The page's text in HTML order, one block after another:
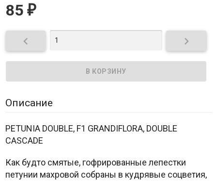
85 ₽
 
Описание
PETUNIA DOUBLE, F1 GRANDIFLORA, DOUBLE
CASCADE
Как будто смятые, гофрированные лепестки
петунии махровой собраны в кудрявые соцветия,